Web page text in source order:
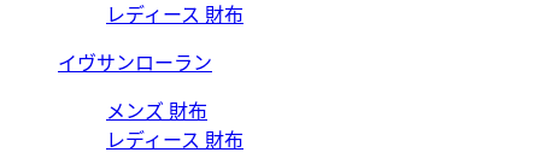
レディース 財布
イヴサンローラン
メンズ 財布
レディース 財布